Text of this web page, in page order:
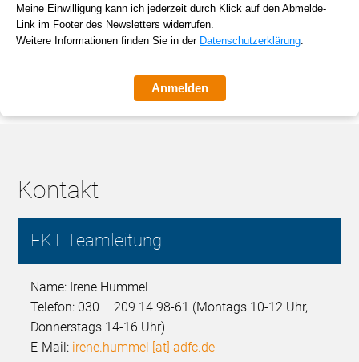
Meine Einwilligung kann ich jederzeit durch Klick auf den Abmelde-
Link im Footer des Newsletters widerrufen.
Weitere Informationen finden Sie in der Datenschutzerklärung.
Anmelden
Kontakt
FKT Teamleitung
Name: Irene Hummel
Telefon: 030 – 209 14 98-61 (Montags 10-12 Uhr,
Donnerstags 14-16 Uhr)
E-Mail: irene.hummel [at] adfc.de